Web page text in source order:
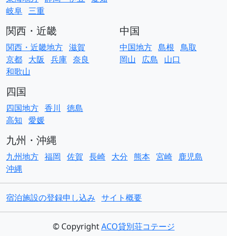
岐阜 三重
関西・近畿
関西・近畿地方 滋賀
京都 大阪 兵庫 奈良
和歌山
中国
中国地方 島根 鳥取
岡山
広島 山口
四国
四国地方 香川
徳島
高知 愛媛
九州・沖縄
九州地方 福岡 佐賀 長崎 大分 熊本 宮崎
鹿児島
沖縄
宿泊施設の登録申し込み サイト概要
© CopyrightACO貸別荘コテージ